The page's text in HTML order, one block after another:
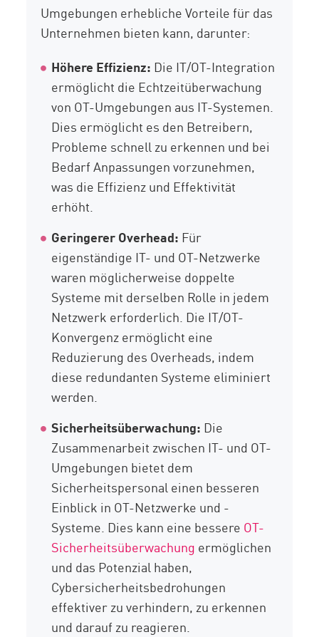
Umgebungen erhebliche Vorteile für das
Unternehmen bieten kann, darunter:
Höhere Effizienz: Die IT/OT-Integration
ermöglicht die Echtzeitüberwachung
von OT-Umgebungen aus IT-Systemen.
Dies ermöglicht es den Betreibern,
Probleme schnell zu erkennen und bei
Bedarf Anpassungen vorzunehmen,
was die Effizienz und Effektivität
erhöht.
Geringerer Overhead: Für
eigenständige IT- und OT-Netzwerke
waren möglicherweise doppelte
Systeme mit derselben Rolle in jedem
Netzwerk erforderlich. Die IT/OT-
Konvergenz ermöglicht eine
Reduzierung des Overheads, indem
diese redundanten Systeme eliminiert
werden.
Sicherheitsüberwachung: Die
Zusammenarbeit zwischen IT- und OT-
Umgebungen bietet dem
Sicherheitspersonal einen besseren
Einblick in OT-Netzwerke und -
Systeme. Dies kann eine bessere OT-
Sicherheitsüberwachung ermöglichen
und das Potenzial haben,
Cybersicherheitsbedrohungen
effektiver zu verhindern, zu erkennen
und darauf zu reagieren.